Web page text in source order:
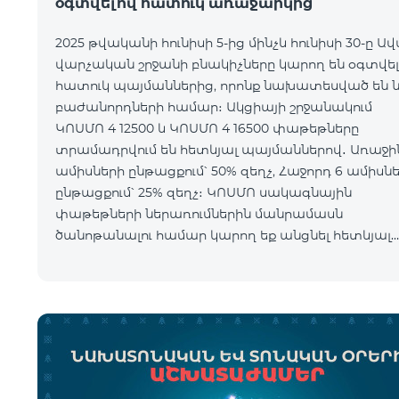
2025 թվականի հունիսի 5-ից մինչև հունիսի 30-ը
վարչական շրջանի բնակիչները կարող են օգտվել
հատուկ պայմաններից, որոնք նախատեսված են
բաժանորդների համար։ Ակցիայի շրջանակում
ԿՈՍՄՈ 4 12500 և ԿՈՍՄՈ 4 16500 փաթեթները
տրամադրվում են հետևյալ պայմաններով․ Առաջին 6
ամիսների ընթացքում՝ 50% զեղչ, Հաջորդ 6
ընթացքում՝ 25% զեղչ։ ԿՈՍՄՈ սակագնային
փաթեթների ներառումներին մանրամասն
ծանոթանալու համար կարող եք անցնել հետևյալ